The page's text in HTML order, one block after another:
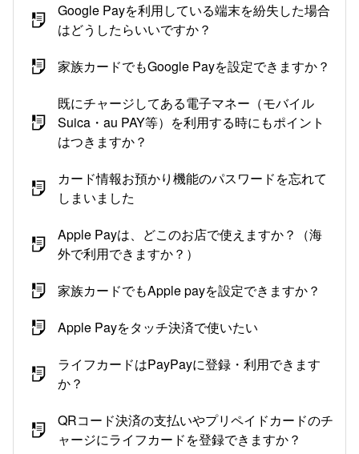
Google Payを利用している端末を紛失した場合
はどうしたらいいですか？
家族カードでもGoogle Payを設定できますか？
既にチャージしてある電子マネー（モバイル
Suica・au PAY等）を利用する時にもポイント
はつきますか？
カード情報お預かり機能のパスワードを忘れて
しまいました
Apple Payは、どこのお店で使えますか？（海
外で利用できますか？）
家族カードでもApple payを設定できますか？
Apple Payをタッチ決済で使いたい
ライフカードはPayPayに登録・利用できます
か？
QRコード決済の支払いやプリペイドカードのチ
ャージにライフカードを登録できますか？